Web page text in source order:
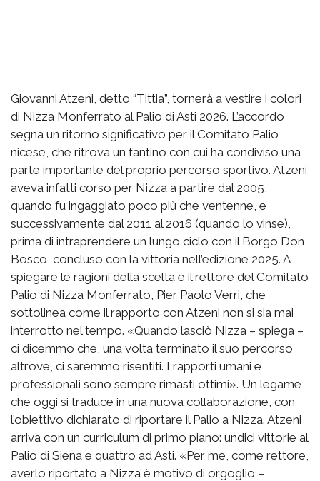
Giovanni Atzeni, detto “Tittia”, tornerà a vestire i colori
di Nizza Monferrato al Palio di Asti 2026. L’accordo
segna un ritorno significativo per il Comitato Palio
nicese, che ritrova un fantino con cui ha condiviso una
parte importante del proprio percorso sportivo. Atzeni
aveva infatti corso per Nizza a partire dal 2005,
quando fu ingaggiato poco più che ventenne, e
successivamente dal 2011 al 2016 (quando lo vinse),
prima di intraprendere un lungo ciclo con il Borgo Don
Bosco, concluso con la vittoria nell’edizione 2025. A
spiegare le ragioni della scelta è il rettore del Comitato
Palio di Nizza Monferrato, Pier Paolo Verri, che
sottolinea come il rapporto con Atzeni non si sia mai
interrotto nel tempo. «Quando lasciò Nizza – spiega –
ci dicemmo che, una volta terminato il suo percorso
altrove, ci saremmo risentiti. I rapporti umani e
professionali sono sempre rimasti ottimi». Un legame
che oggi si traduce in una nuova collaborazione, con
l’obiettivo dichiarato di riportare il Palio a Nizza. Atzeni
arriva con un curriculum di primo piano: undici vittorie al
Palio di Siena e quattro ad Asti. «Per me, come rettore,
averlo riportato a Nizza è motivo di orgoglio –